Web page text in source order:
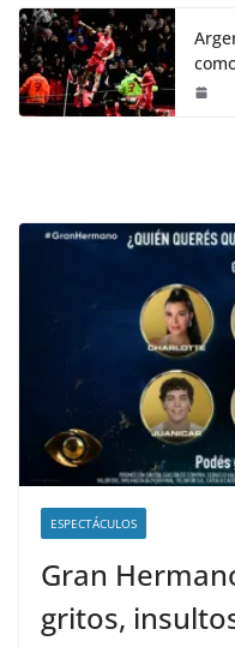
ESPECTÁCULOS
Gran
gritos,